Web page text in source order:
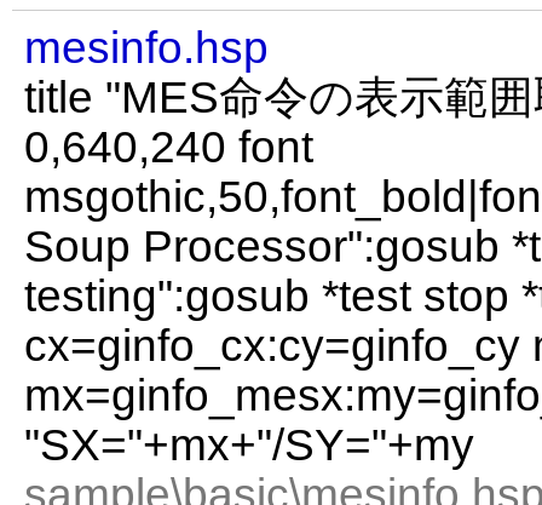
mesinfo.hsp
title "MES命令の表示範
0,640,240 font
Soup Processor":gosub
testing":gosub *test stop
cx=ginfo_cx:cy=ginfo_cy
"SX="+mx+"/SY="+my